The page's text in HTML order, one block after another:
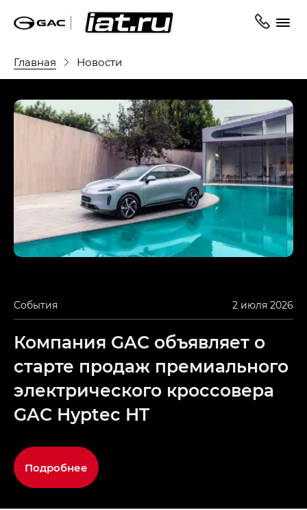
Главная Новости
События 2 июля 2026
Компания GAC объявляет о
старте продаж премиального
электрического кроссовера
GAC Hyptec HT
Подробнее